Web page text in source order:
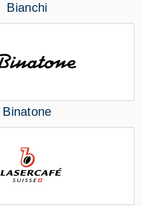
Bianchi
Binatone